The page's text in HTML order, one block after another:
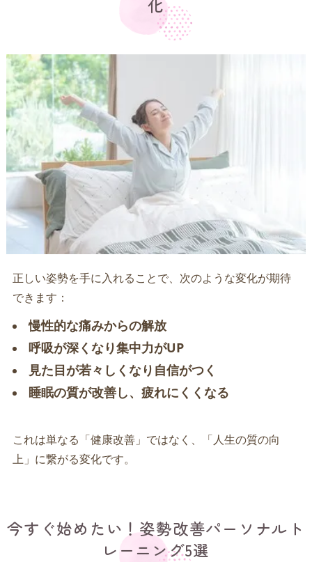
化
正しい姿勢を手に入れることで、次のような変化が期待
できます：
慢性的な痛みからの解放
呼吸が深くなり集中力がUP
見た目が若々しくなり自信がつく
睡眠の質が改善し、疲れにくくなる
これは単なる「健康改善」ではなく、「人生の質の向
上」に繋がる変化です。
今すぐ始めたい！姿勢改善パーソナルト
レーニング5選